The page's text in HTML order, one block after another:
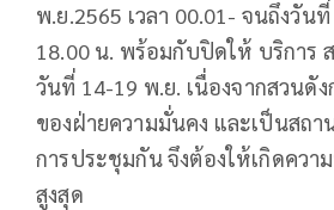
พ.ย.2565 เวลา 00.01- จนถึงวัน
18.00 น. พร้อมกับปิดให้ บริการ
วันที่ 14-19 พ.ย. เนื่องจากสวนดั
ของฝ่ายความมั่นคง และเป็นสถ
การประชุมกัน จึงต้องให้เกิดควา
สูงสุด